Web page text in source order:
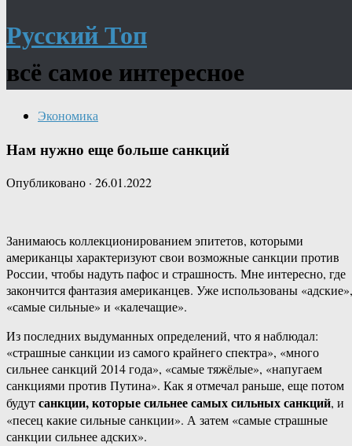
Русский Топ
всё самое интересное
Экономика
Нам нужно еще больше санкций
Опубликовано · 26.01.2022
Занимаюсь коллекционированием эпитетов, которыми
американцы характеризуют свои возможные санкции против
России, чтобы надуть пафос и страшность. Мне интересно, где
закончится фантазия американцев. Уже использованы «адские»,
«самые сильные» и «калечащие».
Из последних выдуманных определений, что я наблюдал:
«страшные санкции из самого крайнего спектра», «много
сильнее санкций 2014 года», «самые тяжёлые», «напугаем
санкциями против Путина». Как я отмечал раньше, еще потом
будутсанкции, которые сильнее самых сильных санкций, и
«песец какие сильные санкции». А затем «самые страшные
санкции сильнее адских».